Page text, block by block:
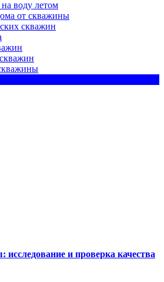
воду летом
от скважины
скважин
исследование и проверка качества